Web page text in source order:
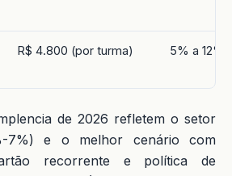
R$ 4.800 (por turma) 5% a 12%
de 2026 refletem o setor
7%) e o melhor cenário com
recorrente e política de